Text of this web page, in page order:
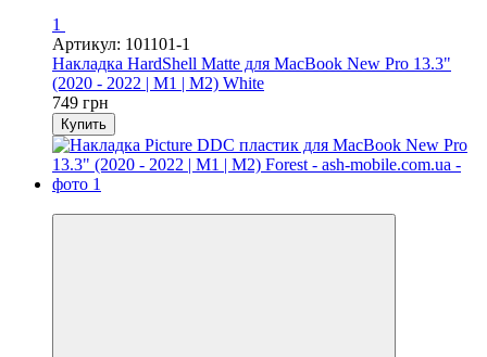
1
Артикул: 101101-1
Накладка HardShell Matte для MacBook New Pro 13.3"
(2020 - 2022 | M1 | M2) White
749 грн
Купить